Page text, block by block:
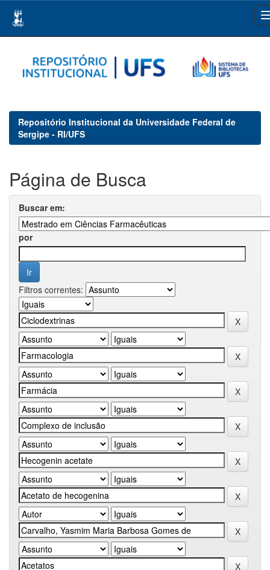
navigation
Repositório Institucional da Universidade Federal de
Sergipe - RI/UFS
Página de Busca
Buscar em:
por
Filtros correntes: